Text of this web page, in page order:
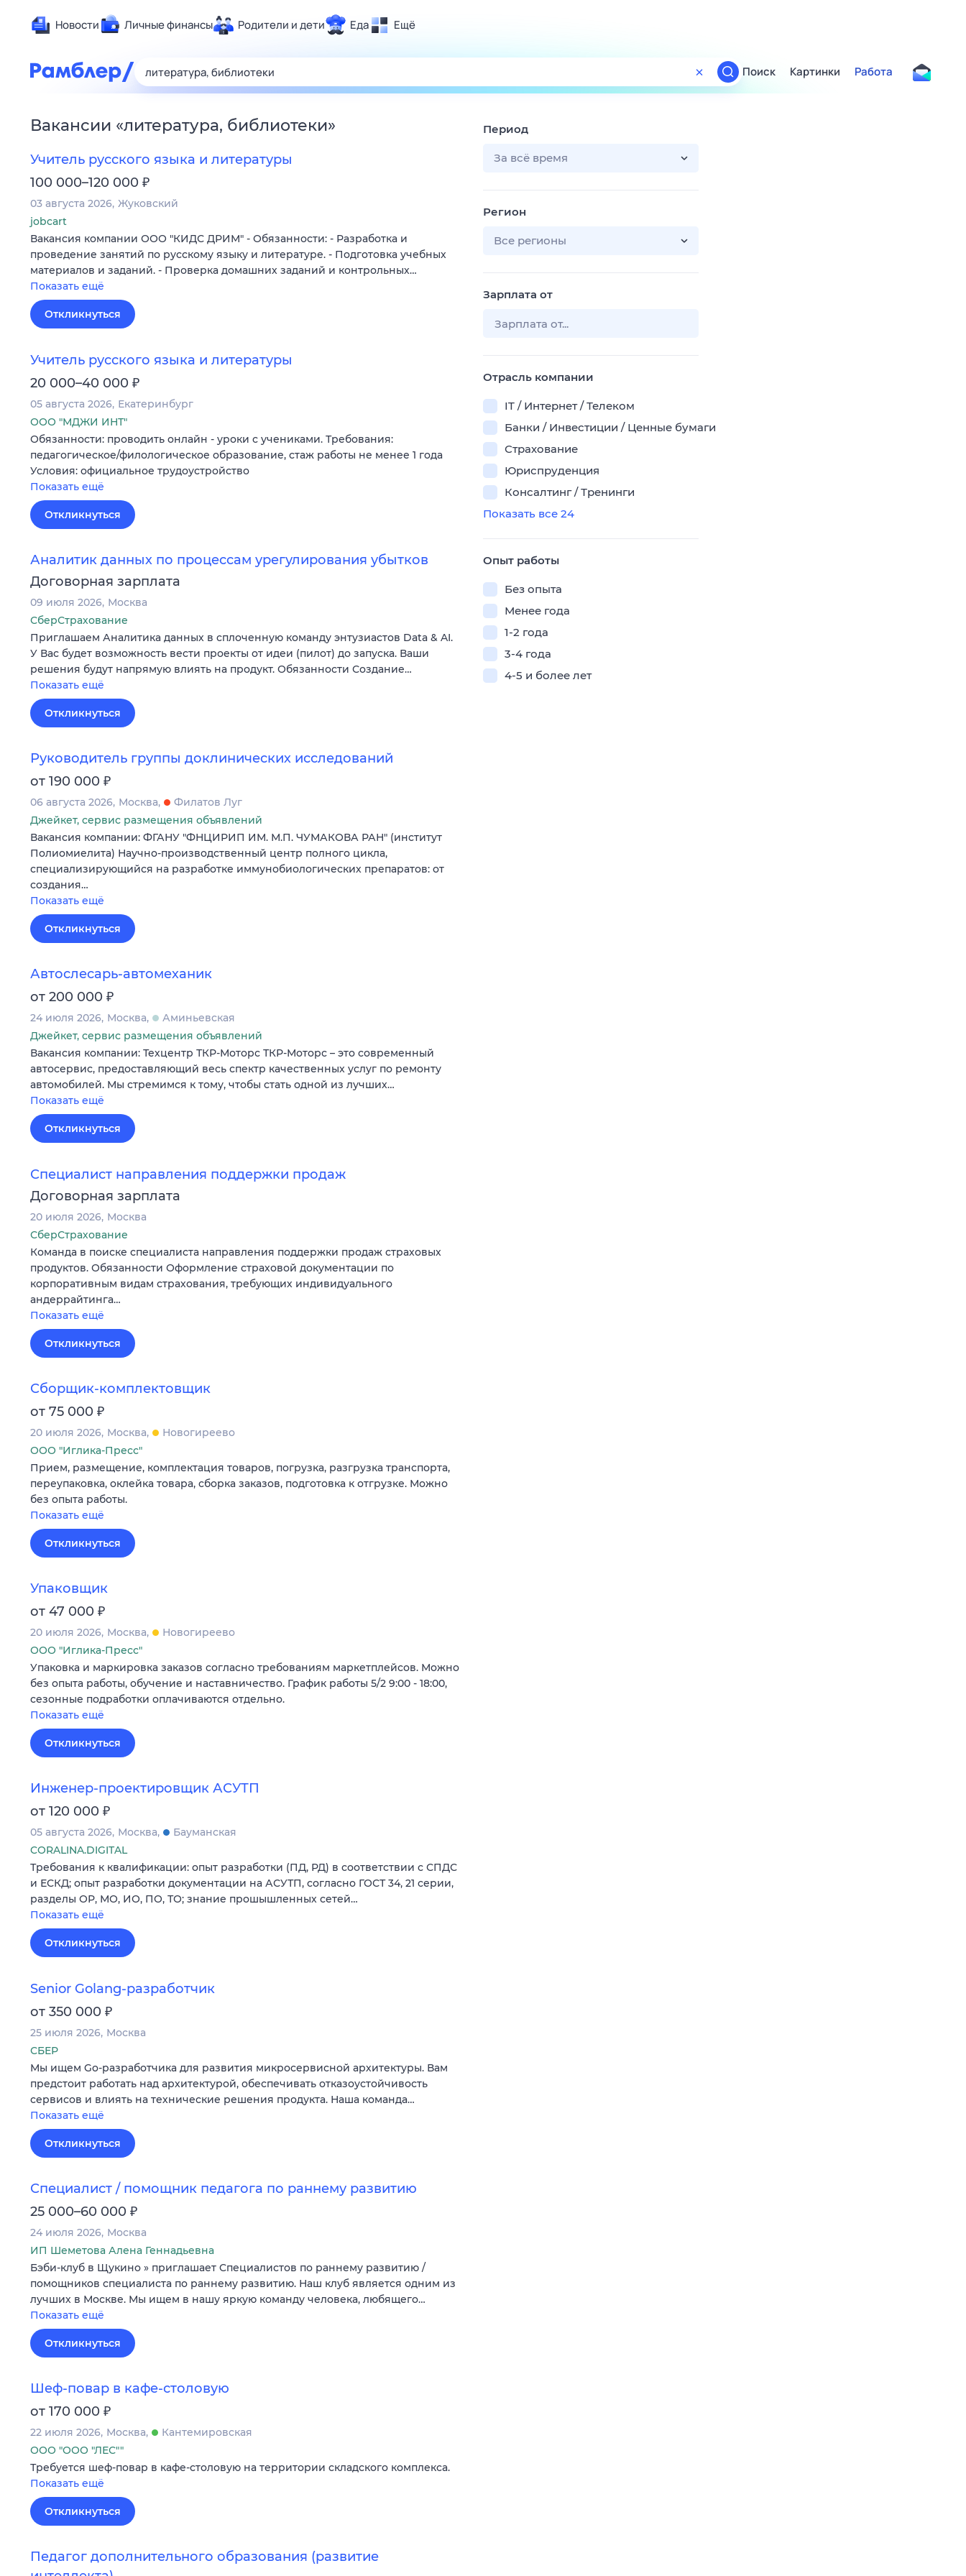
Новости Личные финансы Родители и дети Еда Ещё
Здоровье
Развлечения и отдых
Спорт
Карьера
Сберегаем вместе
Гороскопы
Поиск
ТВ-программа
Поиск Картинки Работа
Вакансии «литература, библиотеки»
Учитель русского языка и литературы
100 000–120 000 ₽
03 августа 2026 Жуковский
jobcart
Вакансия компании ООО "КИДС ДРИМ" - Обязанности: - Разработка и
проведение занятий по русскому языку и литературе. - Подготовка учебных
материалов и заданий. - Проверка домашних заданий и контрольных…
Показать ещё
Откликнуться
Учитель русского языка и литературы
20 000–40 000 ₽
05 августа 2026 Екатеринбург
ООО "МДЖИ ИНТ"
Обязанности: проводить онлайн - уроки с учениками. Требования:
педагогическое/филологическое образование, стаж работы не менее 1 года
Условия: официальное трудоустройство
Показать ещё
Откликнуться
Аналитик данных по процессам урегулирования убытков
Договорная зарплата
09 июля 2026 Москва
СберСтрахование
Приглашаем Аналитика данных в сплоченную команду энтузиастов Data & AI.
У Вас будет возможность вести проекты от идеи (пилот) до запуска. Ваши
решения будут напрямую влиять на продукт. Обязанности Создание…
Показать ещё
Откликнуться
Руководитель группы доклинических исследований
от 190 000 ₽
06 августа 2026 Москва
Филатов Луг
Джейкет, сервис размещения объявлений
Вакансия компании: ФГАНУ "ФНЦИРИП ИМ. М.П. ЧУМАКОВА РАН" (институт
Полиомиелита) Научно-производственный центр полного цикла,
специализирующийся на разработке иммунобиологических препаратов: от
создания…
Показать ещё
Откликнуться
Автослесарь-автомеханик
от 200 000 ₽
24 июля 2026 Москва
Аминьевская
Джейкет, сервис размещения объявлений
Вакансия компании: Техцентр ТКР-Моторс ТКР-Моторс – это современный
автосервис, предоставляющий весь спектр качественных услуг по ремонту
автомобилей. Мы стремимся к тому, чтобы стать одной из лучших…
Показать ещё
Откликнуться
Специалист направления поддержки продаж
Договорная зарплата
20 июля 2026 Москва
СберСтрахование
Команда в поиске специалиста направления поддержки продаж страховых
продуктов. Обязанности Оформление страховой документации по
корпоративным видам страхования, требующих индивидуального
андеррайтинга…
Показать ещё
Откликнуться
Сборщик-комплектовщик
от 75 000 ₽
20 июля 2026 Москва
Новогиреево
ООО "Иглика-Пресс"
Прием, размещение, комплектация товаров, погрузка, разгрузка транспорта,
переупаковка, оклейка товара, сборка заказов, подготовка к отгрузке. Можно
без опыта работы.
Показать ещё
Откликнуться
Упаковщик
от 47 000 ₽
20 июля 2026 Москва
Новогиреево
ООО "Иглика-Пресс"
Упаковка и маркировка заказов согласно требованиям маркетплейсов. Можно
без опыта работы, обучение и наставничество. График работы 5/2 9:00 - 18:00,
сезонные подработки оплачиваются отдельно.
Показать ещё
Откликнуться
Инженер-проектировщик АСУТП
от 120 000 ₽
05 августа 2026 Москва
Бауманская
CORALINA.DIGITAL
Требования к квалификации: опыт разработки (ПД, РД) в соответствии с СПДС
и ЕСКД; опыт разработки документации на АСУТП, согласно ГОСТ 34, 21 серии,
разделы ОР, МО, ИО, ПО, ТО; знание прошышленных сетей…
Показать ещё
Откликнуться
Senior Golang-разработчик
от 350 000 ₽
25 июля 2026 Москва
СБЕР
Мы ищем Go-разработчика для развития микросервисной архитектуры. Вам
предстоит работать над архитектурой, обеспечивать отказоустойчивость
сервисов и влиять на технические решения продукта. Наша команда…
Показать ещё
Откликнуться
Специалист / помощник педагога по раннему развитию
25 000–60 000 ₽
24 июля 2026 Москва
ИП Шеметова Алена Геннадьевна
Бэби-клуб в Щукино » приглашает Cпециалистов по раннему развитию /
помощников специалиста по раннему развитию. Наш клуб является одним из
лучших в Москве. Мы ищем в нашу яркую команду человека, любящего…
Показать ещё
Откликнуться
Шеф-повар в кафе-столовую
от 170 000 ₽
22 июля 2026 Москва
Кантемировская
ООО "ООО "ЛЕС""
Требуется шеф-повар в кафе-столовую на территории складского комплекса.
Показать ещё
Откликнуться
Педагог дополнительного образования (развитие
Период
За всё время
Регион
Все регионы
Зарплата от
Отрасль компании
IT / Интернет / Телеком
Банки / Инвестиции / Ценные бумаги
Страхование
Юриспруденция
Консалтинг / Тренинги
Показать все 24
Опыт работы
Без опыта
Менее года
1-2 года
3-4 года
4-5 и более лет